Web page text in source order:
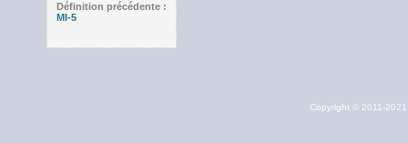
Définition précédente :
MI-5
Copyright © 2011-